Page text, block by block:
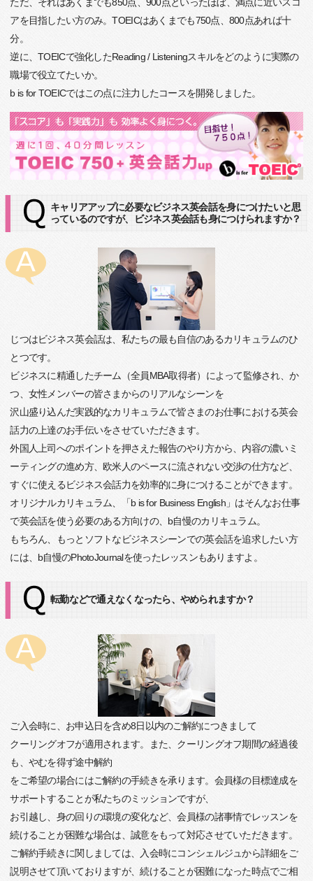
アを目指したい方のみ。TOEICはあくまでも750点、800点あれば十
分。
逆に、TOEICで強化したReading / Listeningスキルをどのように実際の
職場で役立てたいか。
b is for TOEICではこの点に注力したコースを開発しました。
キャリアアップに必要なビジネス英会話を身につけたいと思
っているのですが、ビジネス英会話も身につけられますか？
じつはビジネス英会話は、私たちの最も自信のあるカリキュラムのひ
とつです。
ビジネスに精通したチーム（全員MBA取得者）によって監修され、か
つ、女性メンバーの皆さまからのリアルなシーンを
沢山盛り込んだ実践的なカリキュラムで皆さまのお仕事における英会
話力の上達のお手伝いをさせていただきます。
外国人上司へのポイントを押さえた報告のやり方から、内容の濃いミ
ーティングの進め方、欧米人のペースに流されない交渉の仕方など、
すぐに使えるビジネス会話力を効率的に身につけることができます。
オリジナルカリキュラム、「b is for Business English」はそんなお仕事
で英会話を使う必要のある方向けの、b自慢のカリキュラム。
もちろん、もっとソフトなビジネスシーンでの英会話を追求したい方
には、b自慢のPhotoJournalを使ったレッスンもありますよ。
転勤などで通えなくなったら、やめられますか？
ご入会時に、お申込日を含め8日以内のご解約につきまして
クーリングオフが適用されます。また、クーリングオフ期間の経過後
も、やむを得ず途中解約
をご希望の場合にはご解約の手続きを承ります。会員様の目標達成を
サポートすることが私たちのミッションですが、
お引越し、身の回りの環境の変化など、会員様の諸事情でレッスンを
続けることが困難な場合は、誠意をもって対応させていただきます。
ご解約手続きに関しましては、入会時にコンシェルジュから詳細をご
説明させて頂いておりますが、続けることが困難になった時点でご相